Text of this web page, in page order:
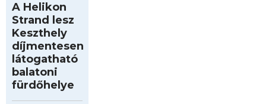
A Helikon
Strand lesz
Keszthely
díjmentesen
látogatható
balatoni
fürdőhelye